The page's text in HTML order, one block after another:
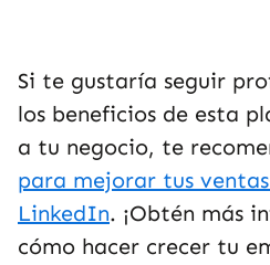
Si te gustaría seguir
los beneficios de esta
a tu negocio, te
para mejorar tus
LinkedIn. ¡Obtén más
cómo hacer crecer tu